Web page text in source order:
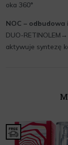
oka 360°
NOC – odbudowa
DUO-
aktywuje syntezę